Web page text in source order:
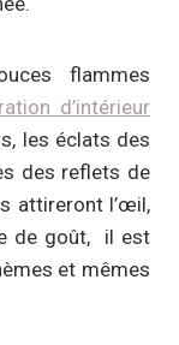
flammes
d’intérieur
les éclats des
des reflets de
attireront l’œil,
de goût, il est
et mêmes